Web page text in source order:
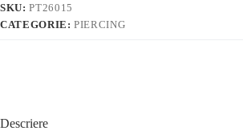
SKU:PT26015
CATEGORIE:PIERCING
Descriere